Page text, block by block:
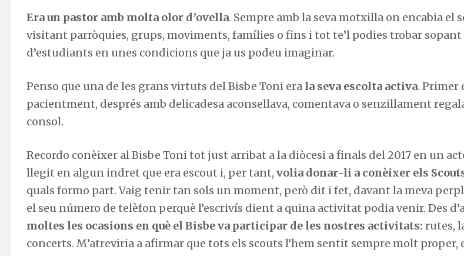
Era un pastor amb molta olor d’ovella. Sempre amb la seva motxilla on encabia el
visitant parròquies, grups, moviments, famílies o fins i tot te’l podies trobar sopant
d’estudiants en unes condicions que ja us podeu imaginar.
Penso que una de les grans virtuts del Bisbe Toni era la seva escolta activa. Primer
pacientment, després amb delicadesa aconsellava, comentava o senzillament
consol.
Recordo conèixer al Bisbe Toni tot just arribat a la diòcesi a finals del 2017 en un
llegit en algun indret que era escout i, per tant, volia donar-li a conèixer els
quals formo part. Vaig tenir tan sols un moment, però dit i fet, davant la meva
el seu número de telèfon perquè l’escrivís dient a quina activitat podia venir. Des
moltes les ocasions en què el Bisbe va participar de les nostres activitats: rutes,
concerts. M’atreviria a afirmar que tots els scouts l’hem sentit sempre molt proper,